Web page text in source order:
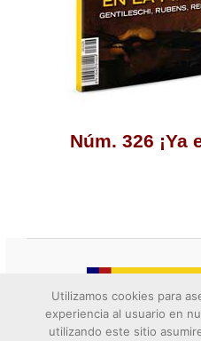
Núm. 326 ¡Ya
Utilizamos cookies para
experiencia al usuario en
utilizando este sitio